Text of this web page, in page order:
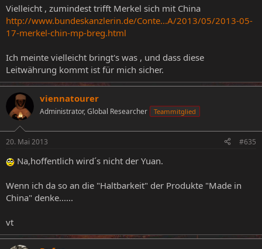
Vielleicht , zumindest trifft Merkel sich mit China
http://www.bundeskanzlerin.de/Conte...A/2013/05/2013-05-
17-merkel-chin-mp-breg.html
Ich meinte vielleicht bringt's was , und dass diese
Leitwährung kommt ist für mich sicher.
viennatourer
Administrator, Global Researcher Teammitglied
20. Mai 2013 #635
Na,hoffentlich wird´s nicht der Yuan.
Wenn ich da so an die "Haltbarkeit" der Produkte "Made in
China" denke......
vt